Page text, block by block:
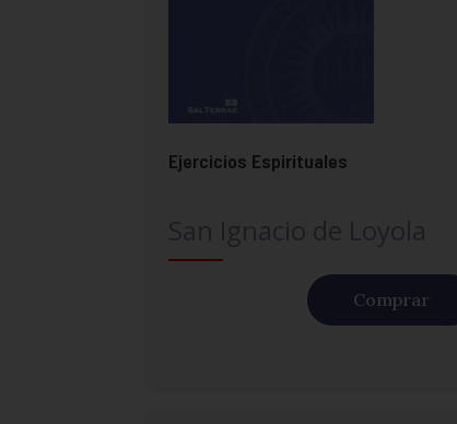
Ejercicios Espirituales
Comprar